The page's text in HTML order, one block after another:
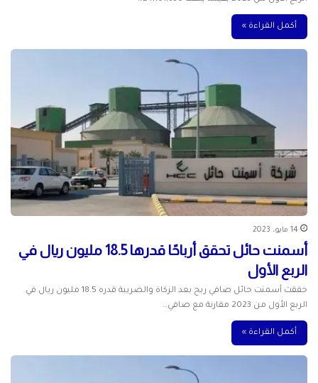
أكمل القراءة »
14 مايو، 2023
أسمنت حائل تحقق أرباحًا قدرها 18.5 مليون ريال في
الربع الأول
حققت أسمنت حائل صافي ربح بعد الزكاة والضريبة قدره 18.5 مليون ريال في
الربع الأول من 2023 مقارنة مع صافي…
أكمل القراءة »